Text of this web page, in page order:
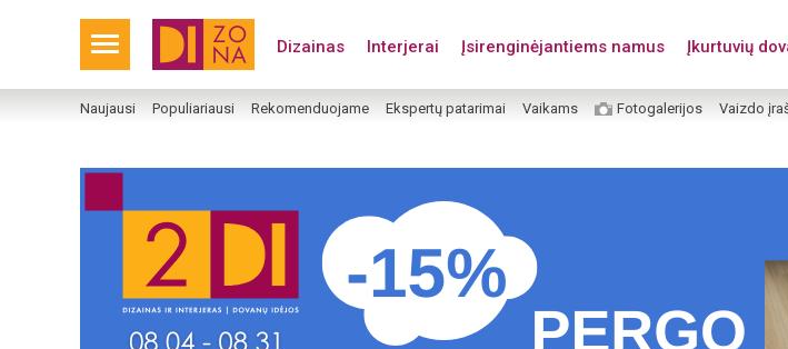
Dizainas Interjerai Įsirenginėjantiems namus Įkurtuvių
Naujausi Populiariausi Rekomenduojame Ekspertų patarimai Vaikams Fotogalerijos Vaizdo